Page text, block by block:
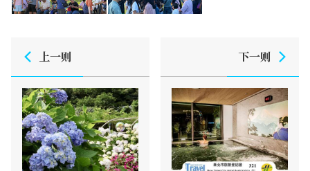
上一则 下一则